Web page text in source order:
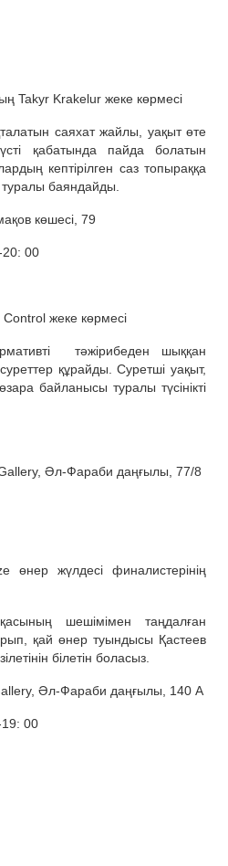
Takyr Krakelur жеке көрмесі
саяхат жайлы, уақыт өте
қабатында пайда болатын
кептірілген саз топыраққа
туралы баяндайды.
көшесі, 79
20: 00
жеке көрмесі
тәжірибеден шыққан
құрайды. Суретші уақыт,
байланысы туралы түсінікті
Әл-Фараби даңғылы, 77/8
өнер жүлдесі финалистерінің
шешімімен таңдалған
қай өнер туындысы Қастеев
білетін боласыз.
Әл-Фараби даңғылы, 140 А
19: 00